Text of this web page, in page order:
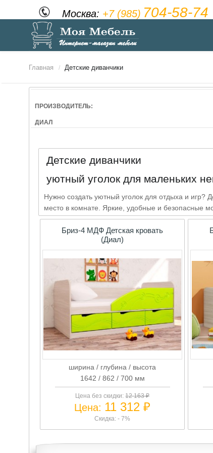
Москва: +7 (985) 704-58-74
Главная / Детские диванчики
ПРОИЗВОДИТЕЛЬ:
ДИАЛ
Детские диванчики
уютный уголок для маленьких
Нужно создать уютный уголок для отдыха и игр?
место в комнате. Яркие, удобные и безопасные
Бриз-4 МДФ Детская кровать
(Диал)
ширина / глубина / высота
1642 / 862 / 700 мм
Цена без скидки:12 163 ₽
Цена: 11 312 ₽
Скидка: - 7%